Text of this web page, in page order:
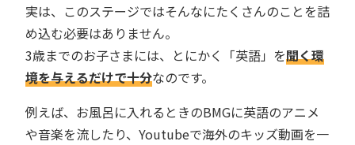
実は、このステージではそんなにたくさんのことを詰
め込む必要はありません。
3歳までのお子さまには、とにかく「英語」を聞く環
境を与えるだけで十分なのです。
例えば、お風呂に入れるときのBMGに英語のアニメ
や音楽を流したり、Youtubeで海外のキッズ動画を一